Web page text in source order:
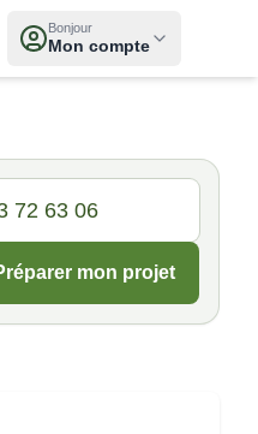
Bonjour
Mon compte
mon projet